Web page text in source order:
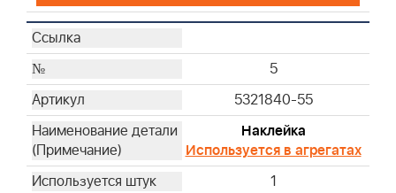
5
5321840-55
Наклейка
Используется в агрегатах
1